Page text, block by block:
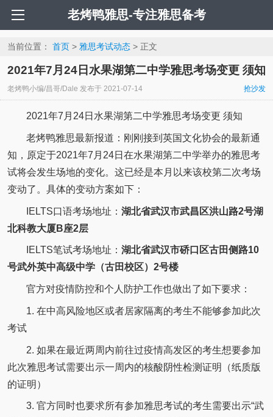
老烤鸭雅思-专注雅思备考
当前位置： 首页> 雅思考试动态> 正文
2021年7月24日水果湖第二中学雅思考场变更 须知
老烤鸭小编/昌哥/Dale 发布于 2021-07-14 抢沙发
2021年7月24日水果湖第二中学雅思考场变更 须知
老烤鸭雅思最新报道：刚刚接到英国文化协会的最新通
知，原定于2021年7月24日在水果湖第二中学举办的雅思考
试将会发生场地的变化。这已经是本月以来该校第二次考场
变动了。具体的变动方案如下：
IELTS口语考场地址： 湖北省武汉市武昌区洪山路2号湖
北科教大厦B座2层
IELTS笔试考场地址： 湖北省武汉市硚口区古田侧路10
号武外英中高级中学（古田校区）2号楼
官方对疫情防控和个人防护工作也做出了如下要求：
1. 在中高风险地区或者居家隔离的考生不能够参加此次
考试
2. 如果在最近两周内前往过疫情高发区的考生想要参加
此次雅思考试需要出示一周内的核酸阴性检测证明（纸质版
的证明）
3. 官方同时也要求所有参加雅思考试的考生需要出示“武